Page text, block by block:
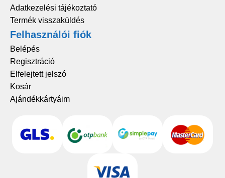
Adatkezelési tájékoztató
Termék visszaküldés
Felhasználói fiók
Belépés
Regisztráció
Elfelejtett jelszó
Kosár
Ajándékkártyáim